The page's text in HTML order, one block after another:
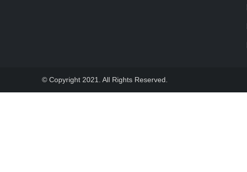
© Copyright 2021. All Rights Reserved.